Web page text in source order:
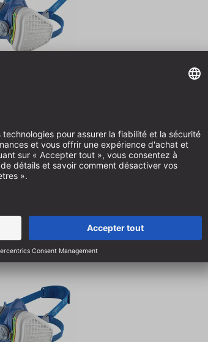
Protection double contre les particules fines et les gaz nocifs Avec filtre à charbon actif Cet article ne peut